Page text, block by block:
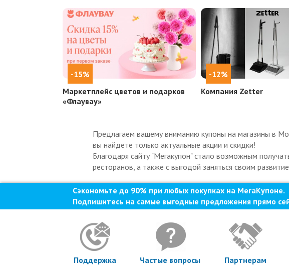
-15%
Маркетплейс цветов и подарков
«Флаувау»
-12%
Компания Zetter
Предлагаем вашему вниманию купоны на магазины в
вы найдете только актуальные акции и скидки!
Благодаря сайту "Мегакупон" стало возможным
ресторанов, а также с выгодой заняться своим
Сэкономьте до 90% при любых покупках на МегаКупоне.
Подпишитесь на самые выгодные предложения прямо
Поддержка Частые вопросы Партнерам